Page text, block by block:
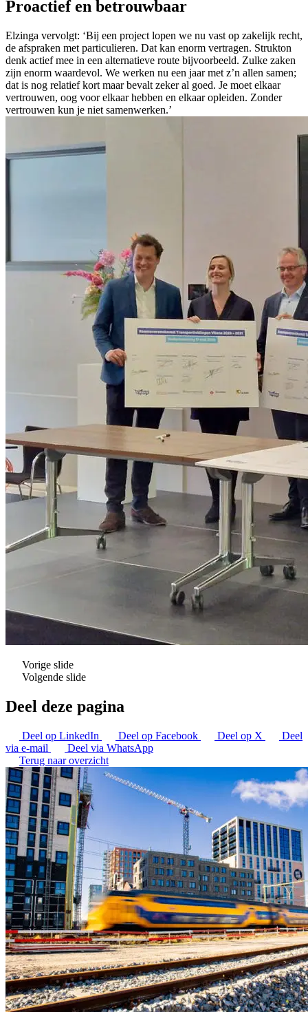
Proactief en betrouwbaar
Elzinga vervolgt: ‘Bij een project lopen we nu vast op zakelijk recht,
de afspraken met particulieren. Dat kan enorm vertragen. Strukton
denk actief mee in een alternatieve route bijvoorbeeld. Zulke zaken
zijn enorm waardevol. We werken nu een jaar met z’n allen samen;
dat is nog relatief kort maar bevalt zeker al goed. Je moet elkaar
vertrouwen, oog voor elkaar hebben en elkaar opleiden. Zonder
vertrouwen kun je niet samenwerken.’
Vorige slide
Volgende slide
Deel deze pagina
Deel op LinkedIn Deel op Facebook Deel op X
Deel
via e-mail
Deel via WhatsApp
Terug naar overzicht